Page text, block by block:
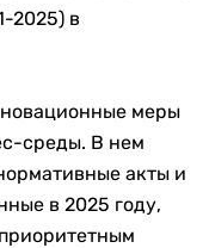
2025) в
меры
среды. В нем
акты и
в 2025 году,